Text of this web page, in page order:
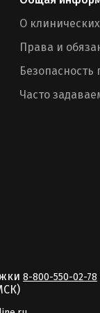
О
Права и
Безопасность
Часто
8-800-550-02-78